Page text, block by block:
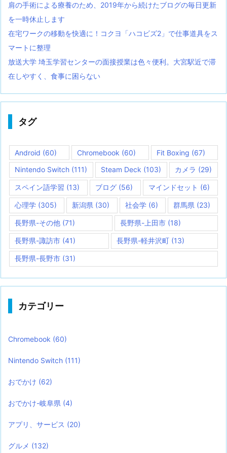
肩の手術による療養のため、2019年から続けたブログの毎日更新
を一時休止します
在宅ワークの移動を快適に！コクヨ「ハコビズ2」で仕事道具をス
マートに整理
放送大学 埼玉学習センターの面接授業は色々便利。大宮駅近で滞
在しやすく、食事に困らない
タグ
Android (60) Chromebook (60) Fit Boxing (67)
Nintendo Switch (111) Steam Deck (103) カメラ (29)
スペイン語学習 (13) ブログ (56) マインドセット (6)
心理学 (305) 新潟県 (30) 社会学(6) 群馬県 (23)
長野県-その他 (71) 長野県-上田市(18)
長野県-諏訪市 (41) 長野県-軽井沢町 (13)
長野県-長野市 (31)
カテゴリー
Chromebook (60)
Nintendo Switch (111)
おでかけ (62)
おでかけ-岐阜県 (4)
アプリ、サービス (20)
グルメ (132)